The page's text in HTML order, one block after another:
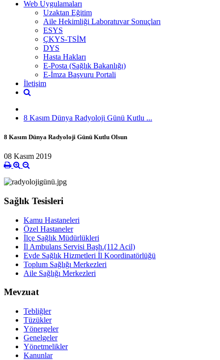
Web Uygulamaları
Uzaktan Eğitim
Aile Hekimliği Laboratuvar Sonuçları
ESYS
ÇKYS-TSİM
DYS
Hasta Hakları
E-Posta (Sağlık Bakanlığı)
E-İmza Başvuru Portali
İletişim
8 Kasım Dünya Radyoloji Günü Kutlu ...
8 Kasım Dünya Radyoloji Günü Kutlu Olsun
08 Kasım 2019
Sağlık Tesisleri
Kamu Hastaneleri
Özel Hastaneler
İlçe Sağlık Müdürlükleri
İl Ambulans Servisi Başh.(112 Acil)
Evde Sağlık Hizmetleri İl Koordinatörlüğü
Toplum Sağlığı Merkezleri
Aile Sağlığı Merkezleri
Mevzuat
Tebliğler
Tüzükler
Yönergeler
Genelgeler
Yönetmelikler
Kanunlar